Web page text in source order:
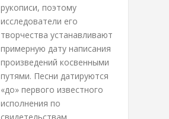
рукописи, поэтому
исследователи его
творчества устанавливают
примерную дату написания
произведений косвенными
путями. Песни датируются
«до» первого известного
исполнения по